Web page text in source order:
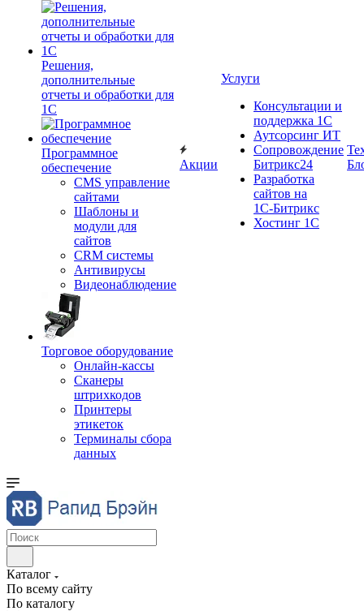
Решения,
дополнительные
отчеты и обработки для
1С
Программное
обеспечение
CMS управление
сайтами
Шаблоны и
модули для
сайтов
CRM системы
Антивирусы
Видеонаблюдение
Торговое оборудование
Онлайн-кассы
Сканеры
штрихкодов
Принтеры
этикеток
Терминалы сбора
данных
Акции
Услуги
Консультации и
поддержка 1C
Аутсорсинг ИТ
Сопровождение
Битрикс24
Разработка
сайтов на
1С‑Битрикс
Хостинг 1С
Каталог
По всему сайту
По каталогу